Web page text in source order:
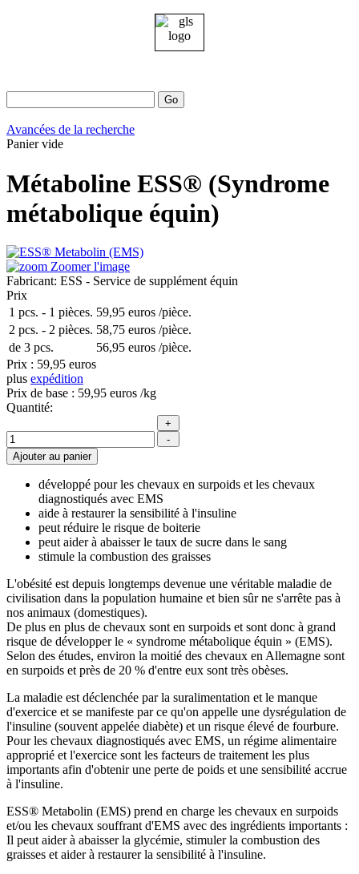
Avancées de la recherche
Panier vide
Métaboline ESS® (Syndrome
métabolique équin)
Zoomer l'image
Fabricant: ESS - Service de supplément équin
Prix
1 pcs. - 1 pièces. 59,95 euros /pièce.
2 pcs. - 2 pièces. 58,75 euros /pièce.
de 3 pcs.
56,95 euros /pièce.
Prix : 59,95 euros
plus expédition
Prix ​​de base : 59,95 euros /kg
Quantité:
développé pour les chevaux en surpoids et les chevaux
diagnostiqués avec EMS
aide à restaurer la sensibilité à l'insuline
peut réduire le risque de boiterie
peut aider à abaisser le taux de sucre dans le sang
stimule la combustion des graisses
L'obésité est depuis longtemps devenue une véritable maladie de
civilisation dans la population humaine et bien sûr ne s'arrête pas à
nos animaux (domestiques).
De plus en plus de chevaux sont en surpoids et sont donc à grand
risque de développer le « syndrome métabolique équin » (EMS).
Selon des études, environ la moitié des chevaux en Allemagne sont
en surpoids et près de 20 % d'entre eux sont très obèses.
La maladie est déclenchée par la suralimentation et le manque
d'exercice et se manifeste par ce qu'on appelle une dysrégulation de
l'insuline (souvent appelée diabète) et un risque élevé de fourbure.
Pour les chevaux diagnostiqués avec EMS, un régime alimentaire
approprié et l'exercice sont les facteurs de traitement les plus
importants afin d'obtenir une perte de poids et une sensibilité accrue
à l'insuline.
ESS® Metabolin (EMS) prend en charge les chevaux en surpoids
et/ou les chevaux souffrant d'EMS avec des ingrédients importants :
Il peut aider à abaisser la glycémie, stimuler la combustion des
graisses et aider à restaurer la sensibilité à l'insuline.